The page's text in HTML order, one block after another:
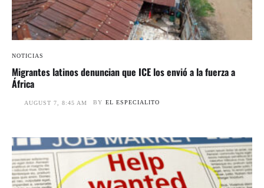
NOTICIAS
Migrantes latinos denuncian que ICE los envió a la fuerza a
África
AUGUST 7, 8:45 AM BY EL ESPECIALITO